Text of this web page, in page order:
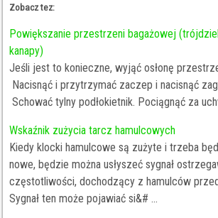
Zobacz tez:
Powiększanie przestrzeni bagażowej
kanapy)
Jeśli jest to konieczne, wyjąć osłonę
Nacisnąć i przytrzymać zaczep i nacisnąć
Schować tylny podłokietnik. Pociągnąć za
Wskaźnik zużycia tarcz hamulcowych
Kiedy klocki hamulcowe są zużyte i trzeba
nowe, będzie można usłyszeć sygnał
częstotliwości, dochodzący z hamulców
Sygnał ten może pojawiać si&# ...